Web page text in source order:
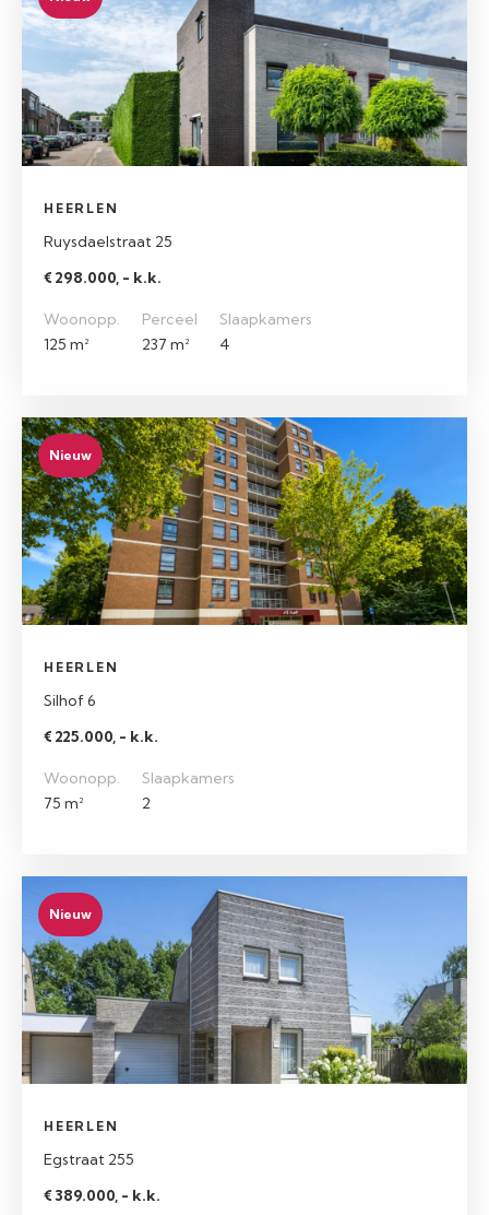
HEERLEN
Ruysdaelstraat 25
€ 298.000, - k.k.
Woonopp.
125 m²
Perceel
237 m²
Slaapkamers
4
Nieuw
HEERLEN
Silhof 6
€ 225.000, - k.k.
Woonopp.
75 m²
Slaapkamers
2
Nieuw
HEERLEN
Egstraat 255
€ 389.000, - k.k.